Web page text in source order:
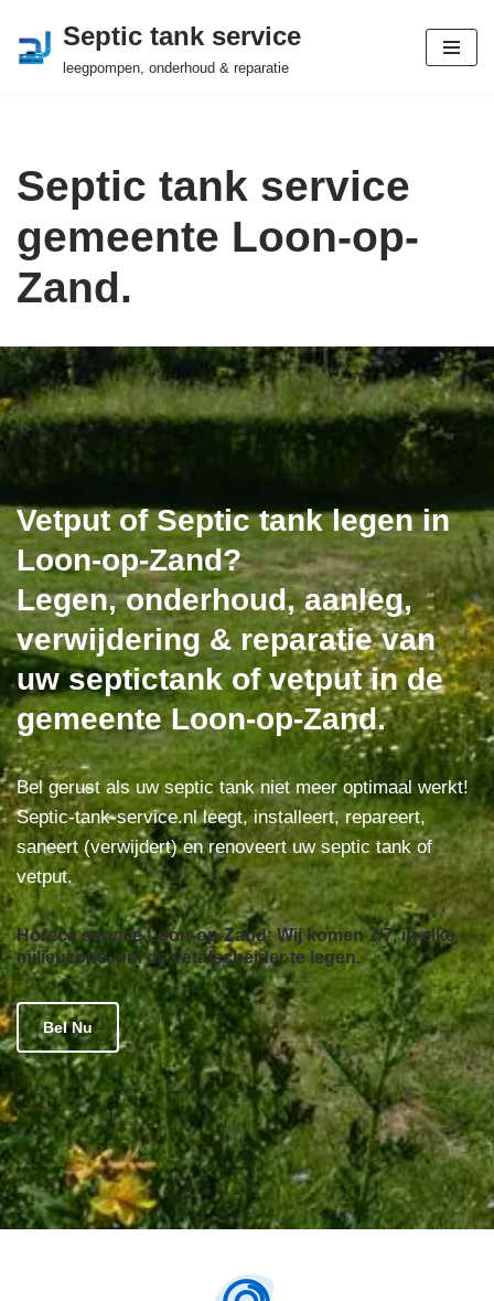
Ga
Septic tank service
leegpompen, onderhoud & reparatie
Septic tank service
gemeente Loon-op-
Zand.
Vetput of Septic tank legen in
Loon-op-Zand?
Legen, onderhoud, aanleg,
verwijdering & reparatie van
uw septictank of vetput in de
gemeente Loon-op-Zand.
Bel gerust als uw septic tank niet meer optimaal werkt!
Septic-tank-service.nl leegt, installeert, repareert,
saneert (verwijdert) en renoveert uw septic tank of
vetput.
Horeca service Loon-op-Zand: Wij komen 7/7, in elke
milieuzone, om de vetafscheider te legen.
Bel Nu